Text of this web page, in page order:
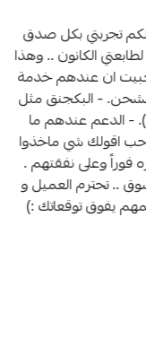
تجربتي بكل صدق
الكانون .. وهذا
ان عندهم خدمة
- البكجنق مثل
- الدعم عندهم ما
اقولك شي ماخذوا
فوراً وعلى نفقتهم .
.. تحترم العميل و
يفوق توقعاتك :)